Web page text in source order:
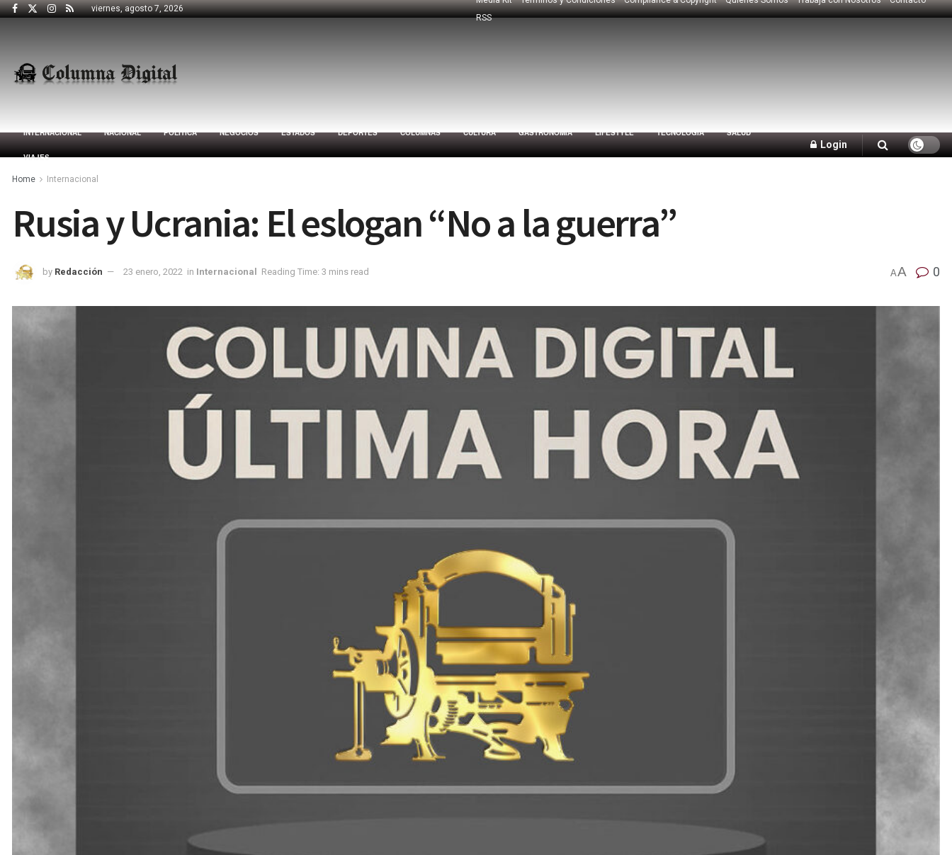
viernes, agosto 7, 2026
RSS
INTERNACIONAL NACIONAL POLÍTICA NEGOCIOS ESTADOS DEPORTES COLUMNAS CULTURA GASTRONOMÍA LIFESTYLE TECNOLOGÍA SALUD
VIAJES
Login
Home Internacional
Rusia y Ucrania: El eslogan “No a la guerra”
by Redacción 23 enero, 2022 in Internacional Reading Time: 3 mins read AA 0